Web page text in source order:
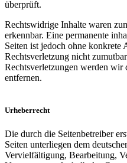
überprüft.
Rechtswidrige Inhalte waren
erkennbar. Eine permanente
Seiten ist jedoch ohne konkrete
Rechtsverletzung nicht
Rechtsverletzungen werden wir
entfernen.
Urheberrecht
Die durch die Seitenbetreiber
Seiten unterliegen dem
Vervielfältigung, Bearbeitung,